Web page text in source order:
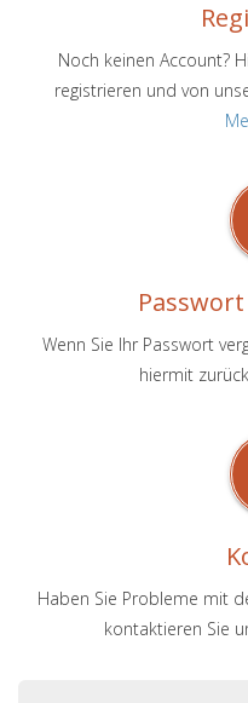
Noch keinen Account?
registrieren und von
Wenn Sie Ihr Passwort
hiermit
Haben Sie Probleme mit
kontaktieren Sie